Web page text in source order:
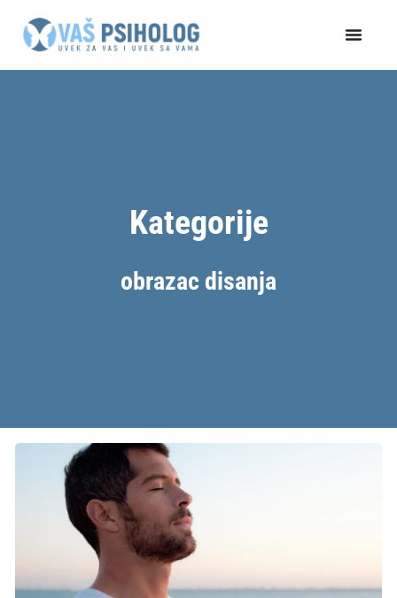
Kategorije
obrazac disanja